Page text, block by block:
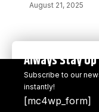
August 21, 2025
Always Stay
Subscribe to our
instantly!
[mc4wp_form]